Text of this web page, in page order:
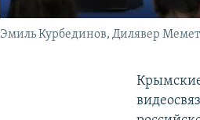
Эмиль Курбединов, Дилявер